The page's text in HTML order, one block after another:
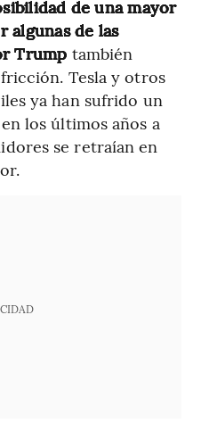
de una mayor
algunas de las
Trump también
Tesla y otros
ya han sufrido un
los últimos años a
se retraían en